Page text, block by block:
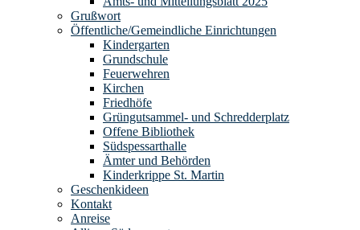
Grußwort
Öffentliche/Gemeindliche Einrichtungen
Kindergarten
Grundschule
Feuerwehren
Kirchen
Friedhöfe
Grüngutsammel- und Schredderplatz
Offene Bibliothek
Südspessarthalle
Ämter und Behörden
Kinderkrippe St. Martin
Geschenkideen
Kontakt
Anreise